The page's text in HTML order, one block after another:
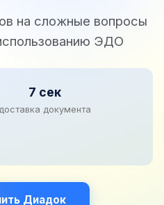
на сложные вопросы
ЭДО
7 сек
доставка документа
Диадок